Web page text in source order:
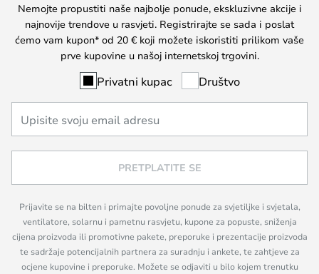
Nemojte propustiti naše najbolje ponude, ekskluzivne akcije i
najnovije trendove u rasvjeti. Registrirajte se sada i poslat
ćemo vam kupon* od 20 € koji možete iskoristiti prilikom vaše
prve kupovine u našoj internetskoj trgovini.
Privatni kupac Društvo
PRETPLATITE SE
Prijavite se na bilten i primajte povoljne ponude za svjetiljke i svjetala,
ventilatore, solarnu i pametnu rasvjetu, kupone za popuste, sniženja
cijena proizvoda ili promotivne pakete, preporuke i prezentacije proizvoda
te sadržaje potencijalnih partnera za suradnju i ankete, te zahtjeve za
ocjene kupovine i preporuke. Možete se odjaviti u bilo kojem trenutku